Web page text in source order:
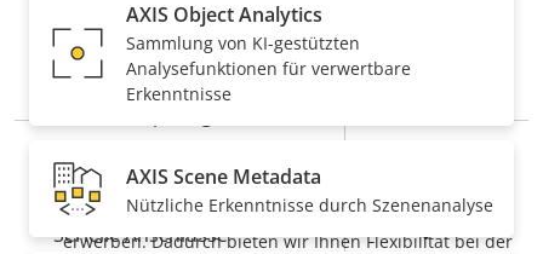
ZUR WÄRMEBILDGEBUNG
HINWEIS
Montagezubehör ist im Lieferumfang der AXIS Q2802-E
Kameras nicht enthalten. Dieses ist separat zu
erwerben. Dadurch bieten wir Ihnen Flexibilität bei der
Eigentumsbeschreibung Eigentumswert
Audioerkennung
Alarmeingänge/-ausgänge
Serielle Anschlüsse Ja
AXIS Object Analytics
Sammlung von KI-gestützten
Analysefunktionen für verwertbare
Erkenntnisse
AXIS Scene Metadata
Nützliche Erkenntnisse durch Szenenanalyse